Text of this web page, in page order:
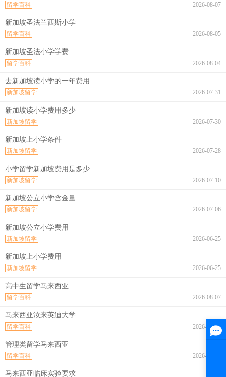
2026-08-07
留学百科
新加坡圣法兰西斯小学
2026-08-05
留学百科
新加坡圣法小学学费
2026-08-04
留学百科
去新加坡读小学的一年费用
2026-07-31
新加坡留学
新加坡读小学费用多少
2026-07-30
新加坡留学
新加坡上小学条件
2026-07-28
新加坡留学
小学留学新加坡费用是多少
2026-07-10
新加坡留学
新加坡公立小学含金量
2026-07-06
新加坡留学
新加坡公立小学费用
2026-06-25
新加坡留学
新加坡上小学费用
2026-06-25
新加坡留学
高中生留学马来西亚
2026-08-07
留学百科
马来西亚汝来英迪大学
2026-08-07
留学百科
管理类留学马来西亚
2026-08-07
留学百科
马来西亚临床实验要求